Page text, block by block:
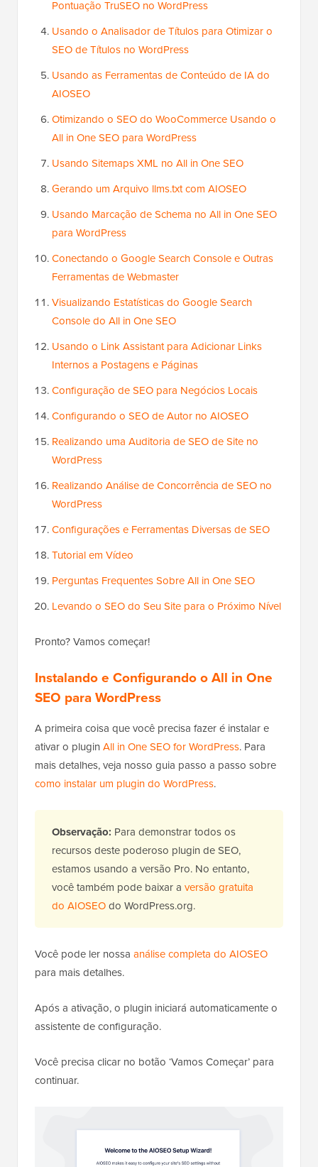
Pontuação TruSEO no WordPress
Usando o Analisador de Títulos para Otimizar o
SEO de Títulos no WordPress
Usando as Ferramentas de Conteúdo de IA do
AIOSEO
Otimizando o SEO do WooCommerce Usando o
All in One SEO para WordPress
Usando Sitemaps XML no All in One SEO
Gerando um Arquivo llms.txt com AIOSEO
Usando Marcação de Schema no All in One SEO
para WordPress
Conectando o Google Search Console e Outras
Ferramentas de Webmaster
Visualizando Estatísticas do Google Search
Console do All in One SEO
Usando o Link Assistant para Adicionar Links
Internos a Postagens e Páginas
Configuração de SEO para Negócios Locais
Configurando o SEO de Autor no AIOSEO
Realizando uma Auditoria de SEO de Site no
WordPress
Realizando Análise de Concorrência de SEO no
WordPress
Configurações e Ferramentas Diversas de SEO
Tutorial em Vídeo
Perguntas Frequentes Sobre All in One SEO
Levando o SEO do Seu Site para o Próximo Nível
Pronto? Vamos começar!
Instalando e Configurando o All in One
SEO para WordPress
A primeira coisa que você precisa fazer é instalar e
ativar o plugin All in One SEO for WordPress. Para
mais detalhes, veja nosso guia passo a passo sobre
como instalar um plugin do WordPress.
Observação: Para demonstrar todos os
recursos deste poderoso plugin de SEO,
estamos usando a versão Pro. No entanto,
você também pode baixar a versão gratuita
do AIOSEOdo WordPress.org.
Você pode ler nossa análise completa do AIOSEO
para mais detalhes.
Após a ativação, o plugin iniciará automaticamente o
assistente de configuração.
Você precisa clicar no botão ‘Vamos Começar’ para
continuar.